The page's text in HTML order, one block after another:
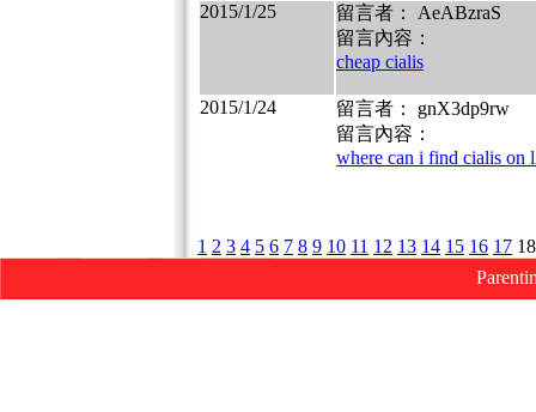
2015/1/25
留言者： AeABzraS
留言內容：
cheap cialis
2015/1/24
留言者： gnX3dp9rw
留言內容：
where can i find cialis on
1 2 3 4 5 6 7 8 9 10 11 12 13 14 15 16 17 18